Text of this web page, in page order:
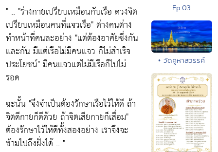
" .. "ร่างกายเปรียบเหมือนกับเรือ ดวงจิต
เปรียบเหมือนคนที่แจวเรือ"ต่างคนต่าง
ทำหน้าที่คนละอย่าง "แต่ต้องอาศัยซึ่งกัน
และกัน มีแต่เรือไม่มีคนแจว ก็ไม่สำเร็จ
ประโยชน์"มีคนแจวแต่ไม่มีเรือก็ไปไม่
รอด
ฉะนั้น "จึงจำเป็นต้องรักษาเรือไว้ให้ดี ถ้า
จิตดีกายก็ดีด้วย ถ้าจิตเสียกายก็เสื่อม"
ต้องรักษาไว้ให้ดีทั้งสองอย่าง เราจึงจะ
ข้ามไปถึงฝั่งได้ .. "
Ep.03
• วัดคูหาสวรรค์